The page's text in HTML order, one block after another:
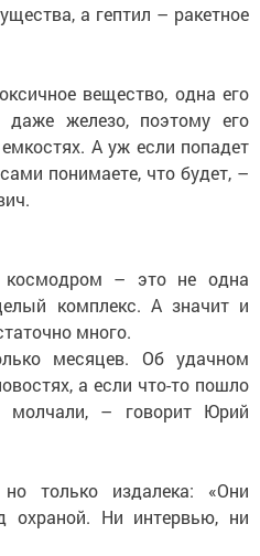
а гептил – ракетное
вещество, одна его
даже железо, поэтому его
А уж если попадет
понимаете, что будет, –
– это не одна
комплекс. А значит и
много.
месяцев. Об удачном
а если что-то пошло
– говорит Юрий
только издалека: «Они
охраной. Ни интервью, ни